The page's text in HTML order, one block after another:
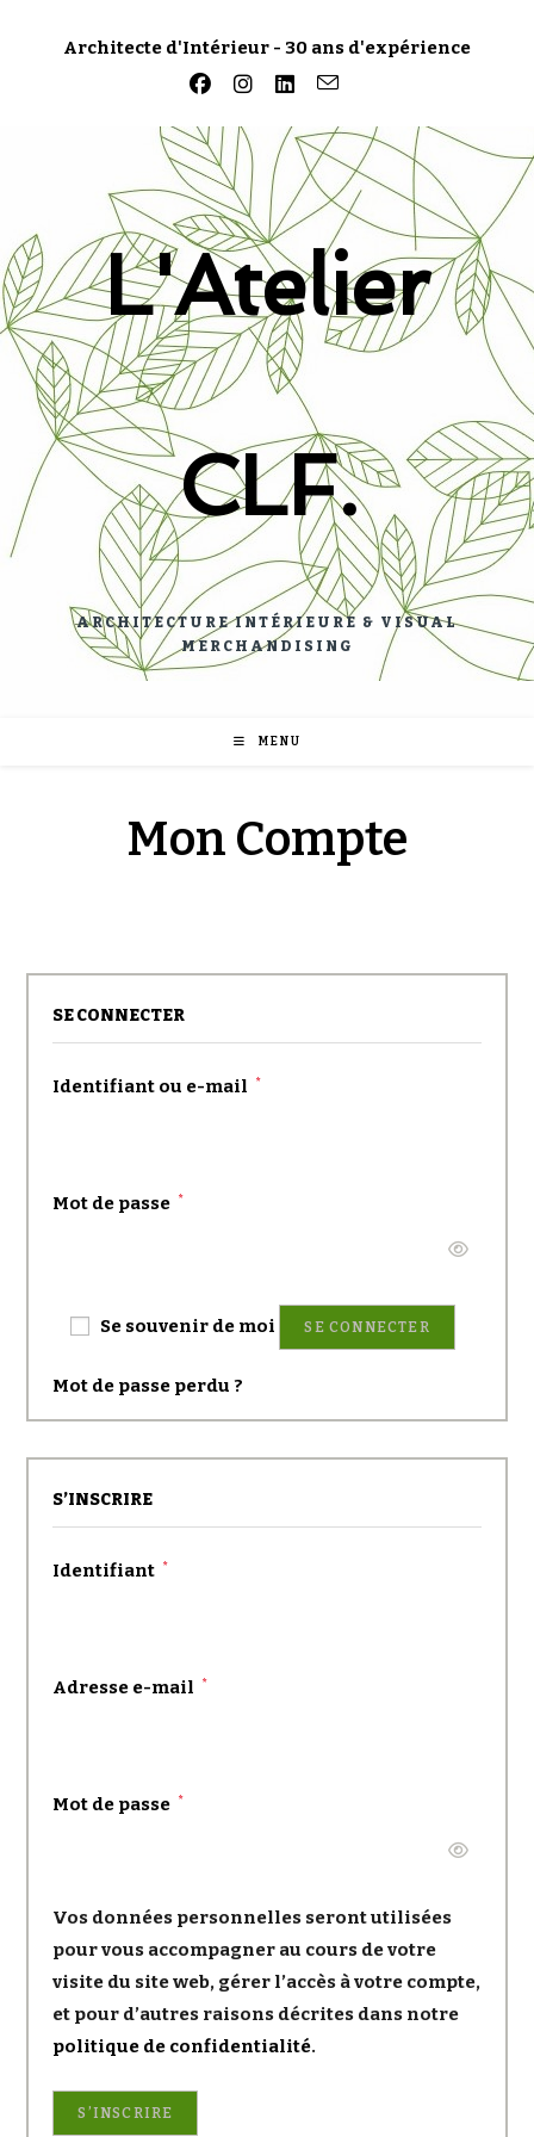
Architecte d'Intérieur - 30 ans d'expérience
L'Atelier
CLF.
ARCHITECTURE INTÉRIEURE & VISUAL
MERCHANDISING
MENU
Mon Compte
SE CONNECTER
Identifiant ou e-mail *Obligatoire
Mot de passe *Obligatoire
Se souvenir de moi SE CONNECTER
Mot de passe perdu ?
S’INSCRIRE
Identifiant *Obligatoire
Adresse e-mail *Obligatoire
Mot de passe *Obligatoire
Vos données personnelles seront utilisées
pour vous accompagner au cours de votre
visite du site web, gérer l’accès à votre compte,
et pour d’autres raisons décrites dans notre
politique de confidentialité.
S’INSCRIRE